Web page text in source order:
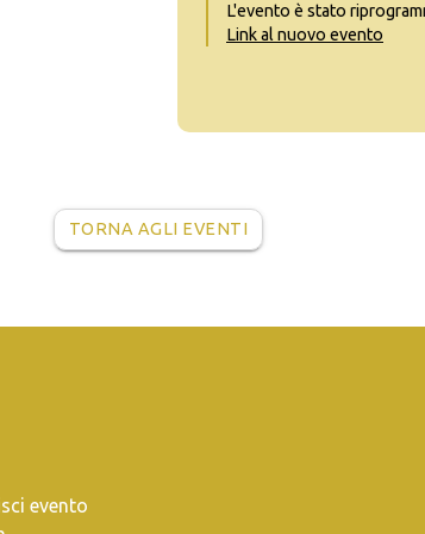
L'evento è stato
Link al nuovo evento
TORNA AGLI EVENTI
evento